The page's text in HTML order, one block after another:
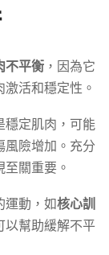
不平衡 ，因為它
活和穩定性。
穩定肌肉，可能
風險增加。充分
關重要。
運動，如核心訓
以幫助緩解不平